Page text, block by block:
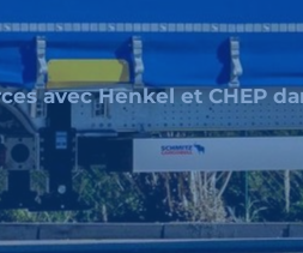
avec Henkel et CHEP